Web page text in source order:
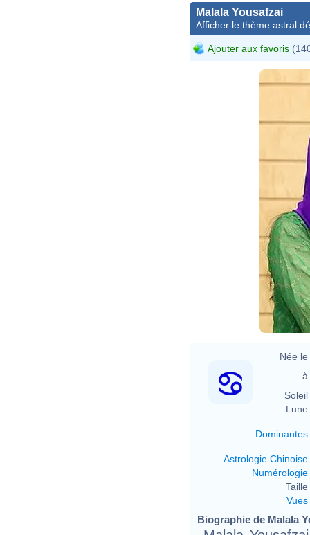
Malala Yousafzai
Afficher le thème astral
Ajouter aux favoris
Née le
à
Soleil
Lune
Dominantes
Astrologie Chinoise
Numérologie
Taille
Vues
Biographie de Malala